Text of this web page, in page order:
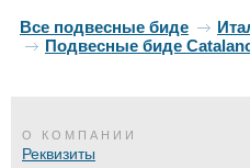
Все подвесные биде
Подвесные биде
О КОМПАНИИ
Реквизиты